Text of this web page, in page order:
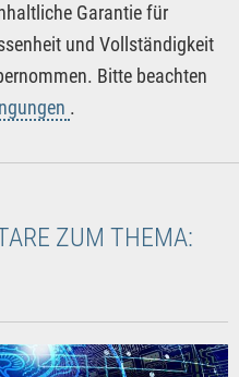
Garantie für
und Vollständigkeit
Bitte beachten
.
ZUM THEMA: